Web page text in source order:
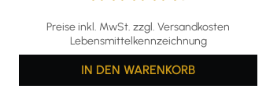
Preise inkl. MwSt. zzgl. Versandkosten
Lebensmittelkennzeichnung
IN DEN WARENKORB